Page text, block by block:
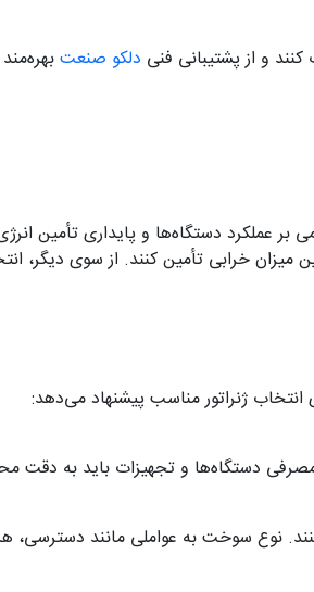
کنند و از پشتیبانی فنی دلکو صنعت
عملکرد دستگاه‌ها و پایداری تأمین
میزان خرابی تأمین کنند. از سوی دیگر،
ژنراتور مناسب پیشنهاد می‌دهد:
دستگاه‌ها و تجهیزات باید به دقت
نوع سوخت به عواملی مانند دسترسی،